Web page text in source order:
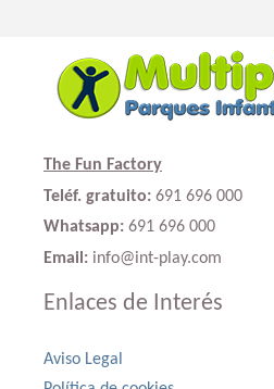
The Fun Factory
Teléf. gratuito: 691 696 000
Whatsapp: 691 696 000
Email: info@int-play.com
Enlaces de Interés
Aviso Legal